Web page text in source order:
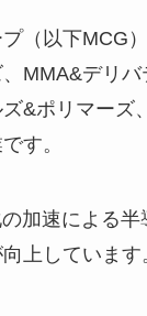
（以下MCG
MMA&デリ
&ポリマーズ
す。
加速による半
上しています